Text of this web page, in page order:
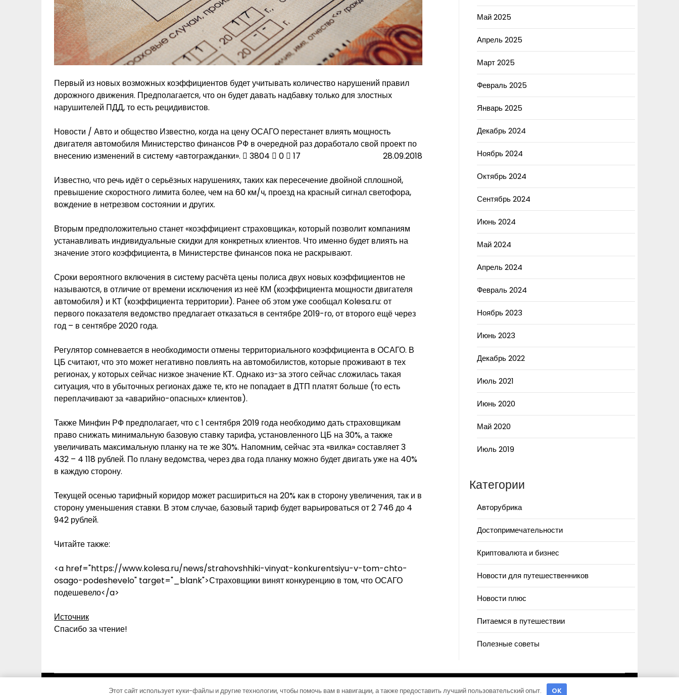
Первый из новых возможных коэффициентов будет учитывать количество нарушений правил
дорожного движения. Предполагается, что он будет давать надбавку только для злостных
нарушителей ПДД, то есть рецидивистов.
Новости / Авто и общество Известно, когда на цену ОСАГО перестанет влиять мощность
двигателя автомобиля Министерство финансов РФ в очередной раз доработало свой проект по
внесению изменений в систему «автогражданки».
3804 0 17 28.09.2018
Известно, что речь идёт о серьёзных нарушениях, таких как пересечение двойной сплошной,
превышение скоростного лимита более, чем на 60 км/ч, проезд на красный сигнал светофора,
вождение в нетрезвом состоянии и других.
Вторым предположительно станет «коэффициент страховщика», который позволит компаниям
устанавливать индивидуальные скидки для конкретных клиентов. Что именно будет влиять на
значение этого коэффициента, в Министерстве финансов пока не раскрывают.
Сроки вероятного включения в систему расчёта цены полиса двух новых коэффициентов не
называются, в отличие от времени исключения из неё КМ (коэффициента мощности двигателя
автомобиля) и КТ (коэффициента территории). Ранее об этом уже сообщал Kolesa.ru: от
первого показателя ведомство предлагает отказаться в сентябре 2019-го, от второго ещё через
год – в сентябре 2020 года.
Регулятор сомневается в необходимости отмены территориального коэффициента в ОСАГО. В
ЦБ считают, что это может негативно повлиять на автомобилистов, которые проживают в тех
регионах, у которых сейчас низкое значение КТ. Однако из-за этого сейчас сложилась такая
ситуация, что в убыточных регионах даже те, кто не попадает в ДТП платят больше (то есть
переплачивают за «аварийно-опасных» клиентов).
Также Минфин РФ предполагает, что с 1 сентября 2019 года необходимо дать страховщикам
право снижать минимальную базовую ставку тарифа, установленного ЦБ на 30%, а также
увеличивать максимальную планку на те же 30%. Напомним, сейчас эта «вилка» составляет 3
432 – 4 118 рублей. По плану ведомства, через два года планку можно будет двигать уже на 40%
в каждую сторону.
Текущей осенью тарифный коридор может расшириться на 20% как в сторону увеличения, так и в
сторону уменьшения ставки. В этом случае, базовый тариф будет варьироваться от 2 746 до 4
942 рублей.
Читайте также:
<a href="https://www.kolesa.ru/news/strahovshhiki-vinyat-konkurentsiyu-v-tom-chto-
osago-podeshevelo" target="_blank">Страховщики винят конкуренцию в том, что ОСАГО
подешевело</a>
Источник
Спасибо за чтение!
Май 2025
Апрель 2025
Март 2025
Февраль 2025
Январь 2025
Декабрь 2024
Ноябрь 2024
Октябрь 2024
Сентябрь 2024
Июнь 2024
Май 2024
Апрель 2024
Февраль 2024
Ноябрь 2023
Июнь 2023
Декабрь 2022
Июль 2021
Июнь 2020
Май 2020
Июль 2019
Категории
Авторубрика
Достопримечательности
Криптовалюта и бизнес
Новости для путешественников
Новости плюс
Питаемся в путешествии
Полезные советы
©2026 Журналы путешествий| Дизайн:Газетная тема WordPress
Этот сайт использует куки-файлы и другие технологии, чтобы помочь вам в навигации, а также предоставить лучший пользовательский опыт. OK